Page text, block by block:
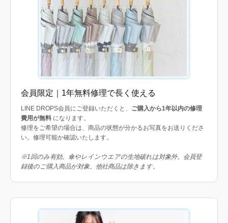
会員限定｜1年無料修理で長く使える
LINE DROPS会員にご登録いただくと、 ご購入から1年以内の修理
費用が無料 になります。
修理をご希望の場合は、商品の状態が分かるお写真をお送りくださ
い。修理可能か確認いたします。
※1回のみ有効。傘やレインウエアの生地破れは対象外。会員登
録後のご購入商品が対象。他社商品は除きます。